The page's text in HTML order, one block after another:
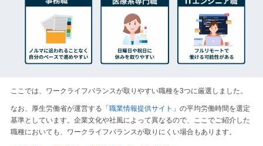
ここでは、ワークライフバランスが取りやすい職種を3つに厳選しました。
なお、厚生労働省が運営する「職業情報提供サイト 」の平均労働時間を選定
基準としています。企業文化や社風によって異なるので、ここでご紹介した
職種においても、ワークライフバランスが取りにくい場合もあります。